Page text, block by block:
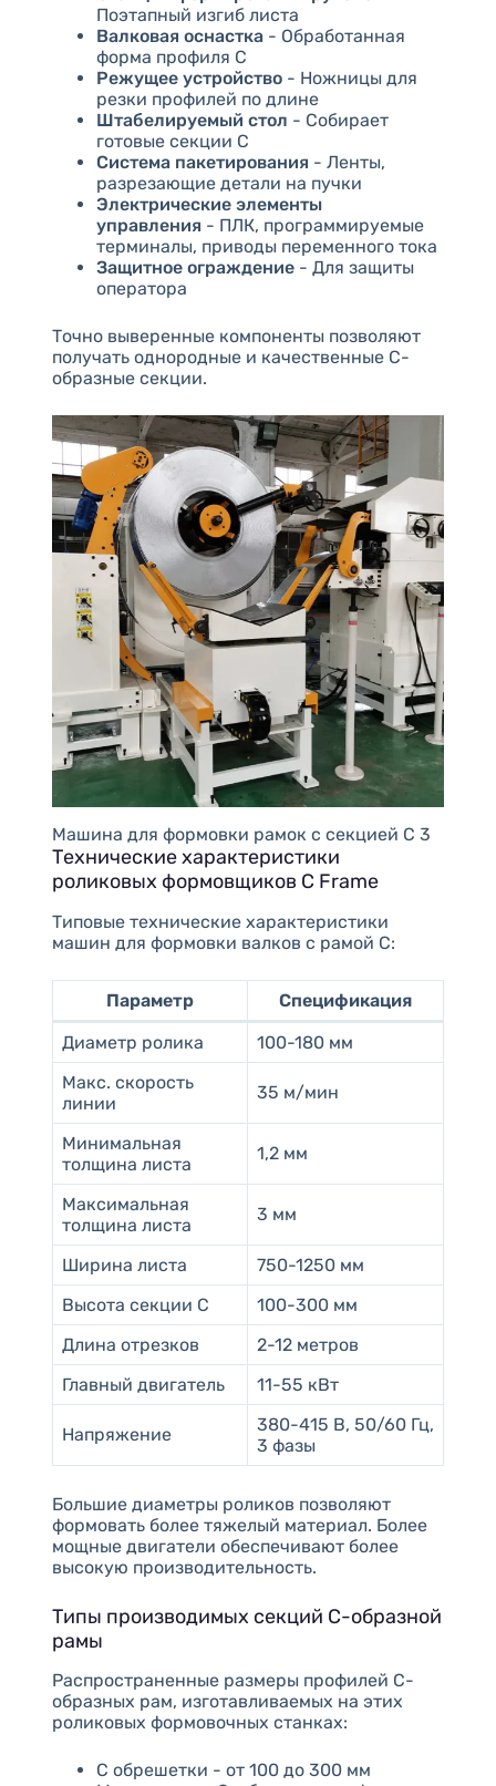
Поэтапный изгиб листа
Валковая оснастка- Обработанная
форма профиля C
Режущее устройство- Ножницы для
резки профилей по длине
Штабелируемый стол - Собирает
готовые секции C
Система пакетирования - Ленты,
разрезающие детали на пучки
Электрические элементы
управления - ПЛК, программируемые
терминалы, приводы переменного тока
Защитное ограждение- Для защиты
оператора
Точно выверенные компоненты позволяют
получать однородные и качественные С-
образные секции.
Машина для формовки рамок с секцией C 3
Технические характеристики
роликовых формовщиков C Frame
Типовые технические характеристики
машин для формовки валков с рамой C:
Параметр
Спецификация
Диаметр ролика
100-180 мм
Макс. скорость
линии
35 м/мин
Минимальная
толщина листа
1,2 мм
Максимальная
толщина листа
3 мм
Ширина листа
750-1250 мм
Высота секции C
100-300 мм
Длина отрезков
2-12 метров
Главный двигатель
11-55 кВт
Напряжение
380-415 В, 50/60 Гц,
3 фазы
Большие диаметры роликов позволяют
формовать более тяжелый материал. Более
мощные двигатели обеспечивают более
высокую производительность.
Типы производимых секций С-образной
рамы
Распространенные размеры профилей С-
образных рам, изготавливаемых на этих
роликовых формовочных станках:
C обрешетки - от 100 до 300 мм